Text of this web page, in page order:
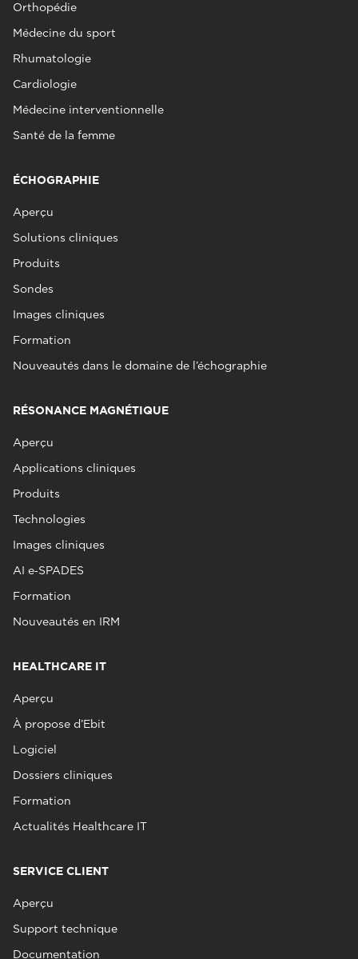
Orthopédie
Médecine du sport
Rhumatologie
Cardiologie
Médecine interventionnelle
Santé de la femme
ÉCHOGRAPHIE
Aperçu
Solutions cliniques
Produits
Sondes
Images cliniques
Formation
Nouveautés dans le domaine de l’échographie
RÉSONANCE MAGNÉTIQUE
Aperçu
Applications cliniques
Produits
Technologies
Images cliniques
AI e‑SPADES
Formation
Nouveautés en IRM
HEALTHCARE IT
Aperçu
À propose d’Ebit
Logiciel
Dossiers cliniques
Formation
Actualités Healthcare IT
SERVICE CLIENT
Aperçu
Support technique
Documentation